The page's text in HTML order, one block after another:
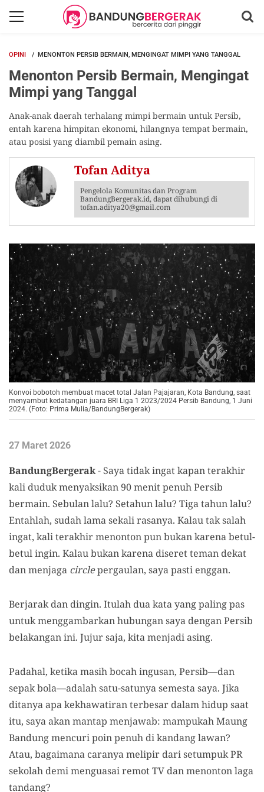
OPINI MENONTON PERSIB BERMAIN, MENGINGAT MIMPI YANG TANGGAL
Menonton Persib Bermain, Mengingat
Mimpi yang Tanggal
Anak-anak daerah terhalang mimpi bermain untuk Persib,
entah karena himpitan ekonomi, hilangnya tempat bermain,
atau posisi yang diambil pemain asing.
Tofan Aditya
Pengelola Komunitas dan Program
BandungBergerak.id, dapat dihubungi di
tofan.aditya20@gmail.com
Konvoi bobotoh membuat macet total Jalan Pajajaran, Kota Bandung, saat
menyambut kedatangan juara BRI Liga 1 2023/2024 Persib Bandung, 1 Juni
2024. (Foto: Prima Mulia/BandungBergerak)
27 Maret 2026
BandungBergerak- Saya tidak ingat kapan terakhir
kali duduk menyaksikan 90 menit penuh Persib
bermain. Sebulan lalu? Setahun lalu? Tiga tahun lalu?
Entahlah, sudah lama sekali rasanya. Kalau tak salah
ingat, kali terakhir menonton pun bukan karena betul-
betul ingin. Kalau bukan karena diseret teman dekat
dan menjaga circlepergaulan, saya pasti enggan.
Berjarak dan dingin. Itulah dua kata yang paling pas
untuk menggambarkan hubungan saya dengan Persib
belakangan ini. Jujur saja, kita menjadi asing.
Padahal, ketika masih bocah ingusan, Persib—dan
sepak bola—adalah satu-satunya semesta saya. Jika
ditanya apa kekhawatiran terbesar dalam hidup saat
itu, saya akan mantap menjawab: mampukah Maung
Bandung mencuri poin penuh di kandang lawan?
Atau, bagaimana caranya melipir dari setumpuk PR
sekolah demi menguasai remot TV dan menonton laga
tandang?